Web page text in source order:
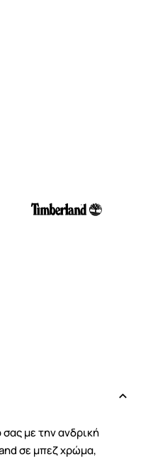
με την ανδρική
σε μπεζ χρώμα,